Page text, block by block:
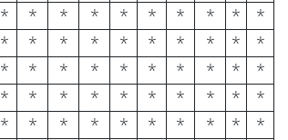
* * * * * * * * *
*
* * * * * * * * *
*
* * * * * * * * *
*
* * * * * * * * *
*
* * * * * * * * *
*